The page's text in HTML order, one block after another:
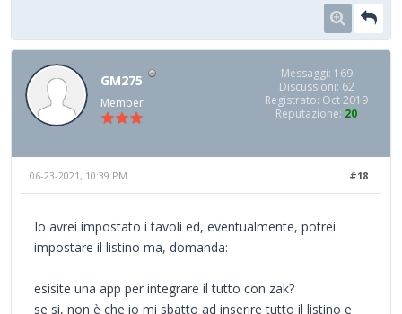
GM275
Member
Messaggi: 169
Discussioni: 62
Registrato: Oct 2019
Reputazione: 20
#18
06-23-2021, 10:39 PM
Io avrei impostato i tavoli ed, eventualmente, potrei
impostare il listino ma, domanda:
esisite una app per integrare il tutto con zak?
se si, non è che io mi sbatto ad inserire tutto il listino e